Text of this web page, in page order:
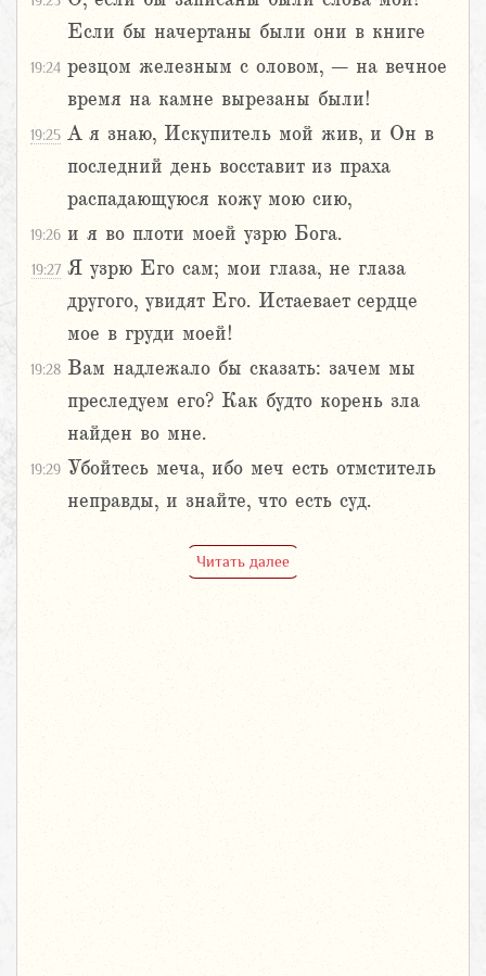
Если бы начертаны были они в книге
19:24 резцом железным с оловом, – на вечное
время на камне вырезаны были!
19:25 А я знаю, Искупитель мой жив, и Он в
последний день восставит из праха
распадающуюся кожу мою сию,
19:26 и я во плоти моей узрю Бога.
19:27 Я узрю Его сам; мои глаза, не глаза
другого, увидят Его. Истаевает сердце
мое в груди моей!
19:28 Вам надлежало бы сказать: зачем мы
преследуем его? Как будто корень зла
найден во мне.
19:29 Убойтесь меча, ибо меч есть отмститель
неправды, и знайте, что есть суд.
Читать далее